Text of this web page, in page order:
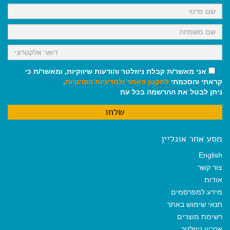
k
p
m
אני מאשר/ת קבלת ניוזלטר והודעות שיווקיות, ומאשר/ת כי
קראתי והסכמתי לתקנון האתר ולמדיניות הפרטיות.
ניתן לבטל את ההרשמה בכל עת
מסע אחר אונליין
English
צור קשר
אודות
מידע למפרסמים
תנאי שימוש באתר
רשימת מוצרים